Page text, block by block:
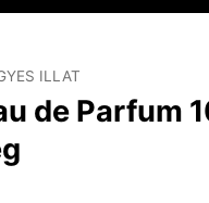
ILLAT
de Parfum